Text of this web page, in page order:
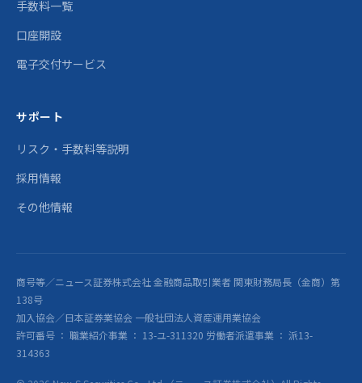
手数料一覧
口座開設
電子交付サービス
サポート
リスク・手数料等説明
採用情報
その他情報
商号等／ニュース証券株式会社 金融商品取引業者 関東財務局長（金商）第
138号
加入協会／日本証券業協会 一般社団法人資産運用業協会
許可番号 ： 職業紹介事業 ： 13-ユ-311320 労働者派遣事業 ： 派13-
314363